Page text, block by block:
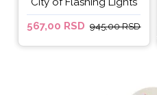
Micro Retractable Liner
- It's Lit
567,00 RSD 945,00 RSD